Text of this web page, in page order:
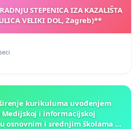
STEPENICA IZA KAZALIŠTA
VELIKI DOL, Zagreb)**
kurikuluma uvođenjem
Medijskoj i informacijskoj
osnovnim i srednjim školama u